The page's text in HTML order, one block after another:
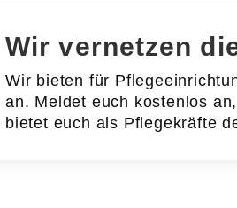
Wir vernetzen
Wir bieten für
an. Meldet euch kostenlos
bietet euch als Pflegekräfte